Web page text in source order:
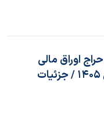
اوراق مالی
اسلامی دولتی در سال ۱۴۰۵ / جزئیات